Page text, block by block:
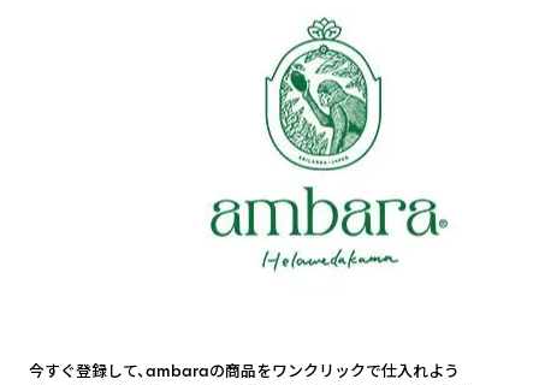
今すぐ登録して、ambaraの商品をワンクリックで仕入れよう